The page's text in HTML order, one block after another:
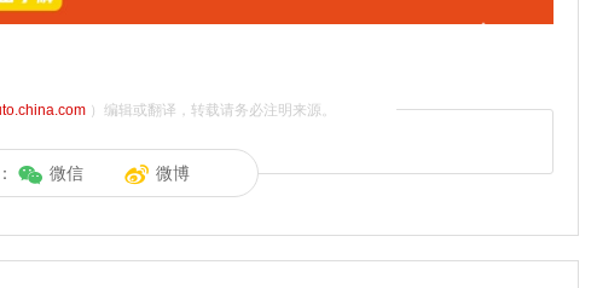
）编辑或翻译，转载请务必注明来源。
微信 微博